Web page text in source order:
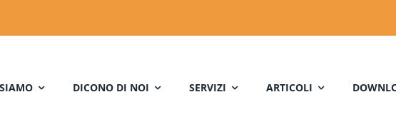
DICONO DI NOI SERVIZI ARTICOLI